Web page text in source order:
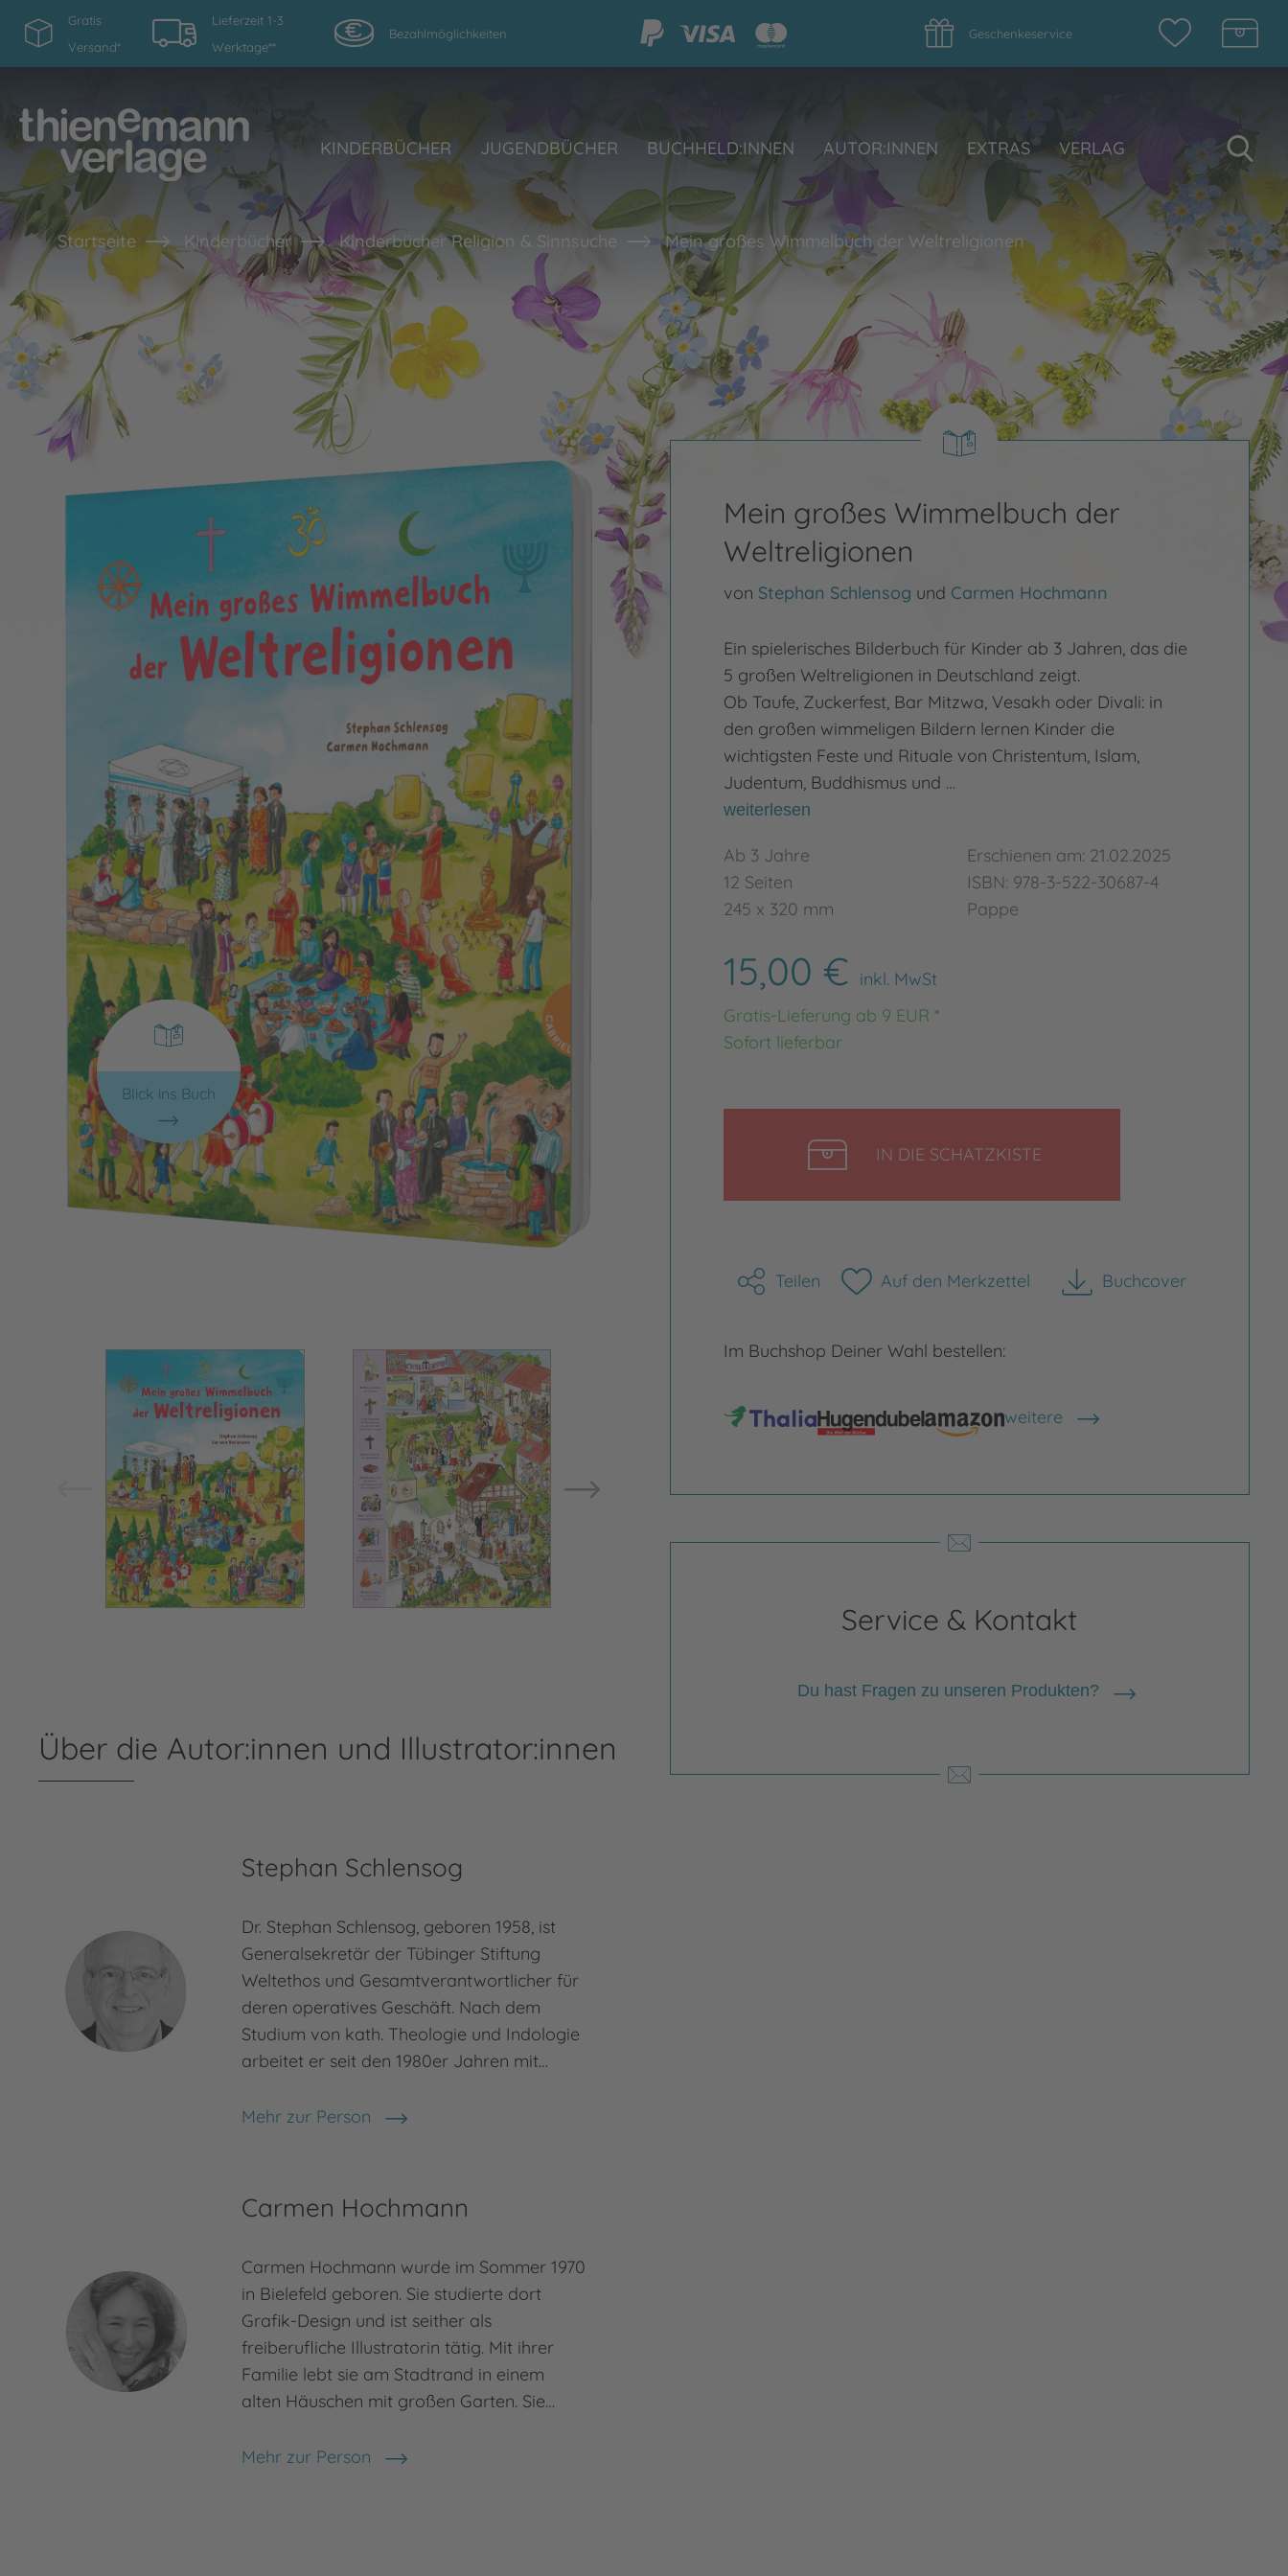
Gratis
Versand*
Lieferzeit 1-3
Werktage**
Bezahlmöglichkeiten Geschenkeservice
KINDERBÜCHER JUGENDBÜCHER BUCHHELD:INNEN AUTOR:INNEN EXTRAS VERLAG
Startseite Kinderbücher Kinderbücher Religion & Sinnsuche Mein großes Wimmelbuch der Weltreligionen
Blick ins Buch
Bild vergrößern Bild vergrößern
Mein großes Wimmelbuch der
Weltreligionen
von Stephan Schlensog und Carmen Hochmann
Ein spielerisches Bilderbuch für Kinder ab 3 Jahren, das die
5 großen Weltreligionen in Deutschland zeigt.
Ob Taufe, Zuckerfest, Bar Mitzwa, Vesakh oder Divali: in
den großen wimmeligen Bildern lernen Kinder die
wichtigsten Feste und Rituale von Christentum, Islam,
Judentum, Buddhismus und …
weiterlesen
Ab 3 Jahre
12 Seiten
245 x 320 mm
Erschienen am: 21.02.2025
ISBN: 978-3-522-30687-4
Pappe
15,00 € inkl. MwSt
Gratis-Lieferung ab 9 EUR *
Sofort lieferbar
IN DIE SCHATZKISTE
Teilen Auf den Merkzettel Buchcover
herunterladen
Im Buchshop Deiner Wahl bestellen:
weitere
Shops anzeigen
Service & Kontakt
Du hast Fragen zu unseren Produkten?
Über die Autor:innen und Illustrator:innen
Stephan Schlensog
Dr. Stephan Schlensog, geboren 1958, ist
Generalsekretär der Tübinger Stiftung
Weltethos und Gesamtverantwort­licher für
deren operatives Geschäft. Nach dem
Studium von kath. Theo­logie und Indologie
arbeitet er seit den 1980er Jahren mit…
Mehr zur Person
Stephan Schlensog
Carmen Hochmann
Carmen Hochmann wurde im Sommer 1970
in Bielefeld geboren. Sie studierte dort
Grafik-Design und ist seither als
freiberufliche Illustratorin tätig. Mit ihrer
Familie lebt sie am Stadtrand in einem
alten Häuschen mit großen Garten. Sie…
Mehr zur Person
Carmen Hochmann